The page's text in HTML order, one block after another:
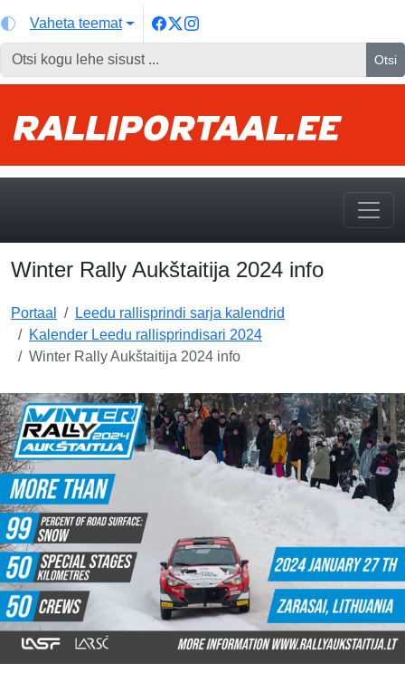
Vaheta teemat
Otsi
Winter Rally Aukštaitija 2024 info
Portaal
Leedu rallisprindi sarja kalendrid
Kalender Leedu rallisprindisari 2024
Winter Rally Aukštaitija 2024 info